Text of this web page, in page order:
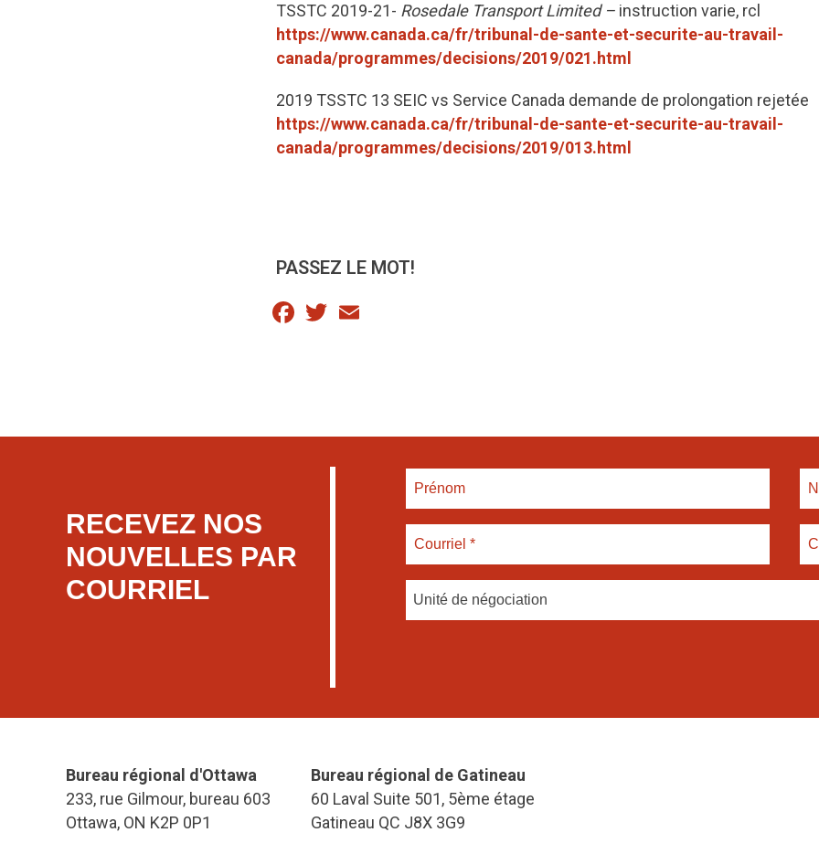
TSSTC 2019-21- Rosedale Transport Limited – instruction varie, rcl
https://www.canada.ca/fr/tribunal-de-sante-et-securite-au-travail-
canada/programmes/decisions/2019/021.html
2019 TSSTC 13 SEIC vs Service Canada demande de prolongation rejetée
https://www.canada.ca/fr/tribunal-de-sante-et-securite-au-travail-
canada/programmes/decisions/2019/013.html
PASSEZ LE MOT!
Facebook
Twitter
RECEVEZ NOS
NOUVELLES PAR
COURRIEL
Unité de négociation
Bureau régional d'Ottawa
233, rue Gilmour, bureau 603
Ottawa, ON K2P 0P1
Bureau régional de Gatineau
60 Laval Suite 501, 5ème étage
Gatineau QC J8X 3G9